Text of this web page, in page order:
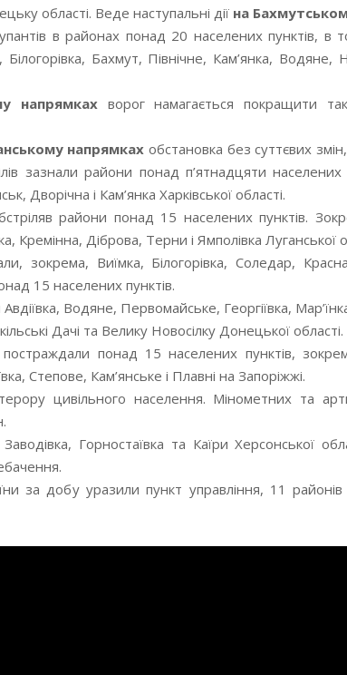
області. Веде наступальні дії на
в районах понад 20 населених пунктів, в
Бахмут, Північне, Кам’янка,
напрямкахворог намагається покращити
напрямках обстановка без суттєвих
зазнали райони понад п’ятнадцяти
і Кам’янка Харківської області.
райони понад 15 населених пунктів.
Кремінна, Діброва, Терни і Ямполівка Луганської
зокрема, Виїмка, Білогорівка, Соледар, Красна
15 населених пунктів.
Водяне, Первомайське, Георгіївка,
Дачі та Велику Новосілку Донецької області.
понад 15 населених пунктів,
Степове, Кам’янське і Плавні на Запоріжжі.
цивільного населення. Мінометних та
Горностаївка та Каїри Херсонської
за добу уразили пункт управління, 11